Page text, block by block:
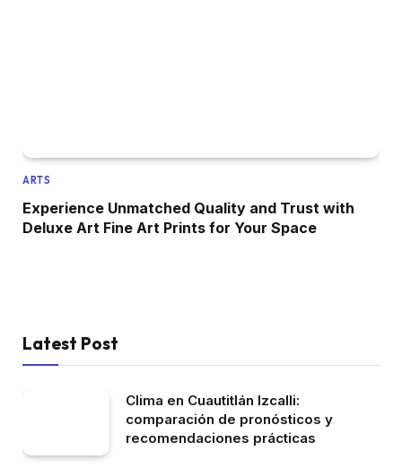
ARTS
Experience Unmatched Quality and Trust with
Deluxe Art Fine Art Prints for Your Space
Latest Post
Clima en Cuautitlán Izcalli:
comparación de pronósticos y
recomendaciones prácticas